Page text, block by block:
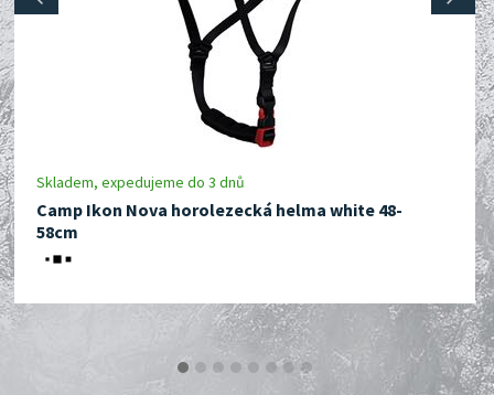
Skladem, expedujeme do 3 dnů
Camp Ikon Nova horolezecká helma white 48-
58cm
prev next